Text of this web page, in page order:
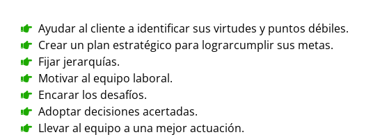
Ayudar al cliente a identificar sus virtudes y puntos débiles.
Crear un plan estratégico para lograrcumplir sus metas.
Fijar jerarquías.
Motivar al equipo laboral.
Encarar los desafíos.
Adoptar decisiones acertadas.
Llevar al equipo a una mejor actuación.